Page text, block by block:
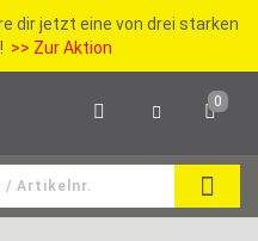
dir jetzt eine von drei starken
>> Zur Aktion
0